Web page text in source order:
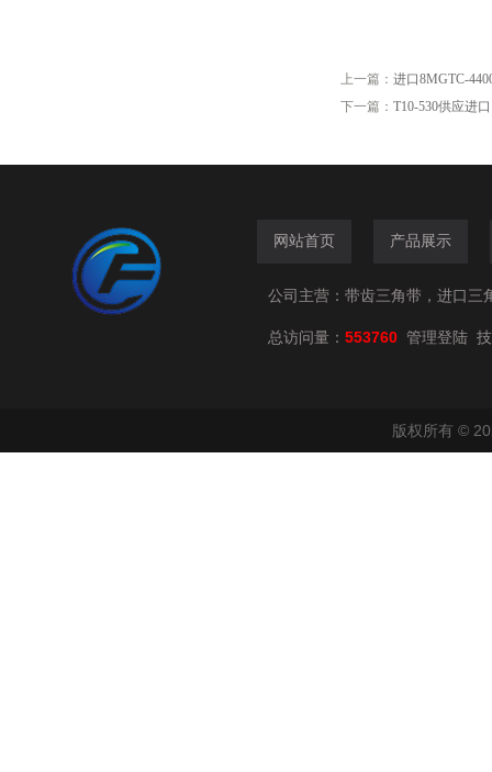
上一篇： 进口8MGTC-
下一篇： T10-530供应进
网站首页 产品展示
公司主营：带齿三角带，进口三
总访问量： 553760 管理登陆
版权所有 ©